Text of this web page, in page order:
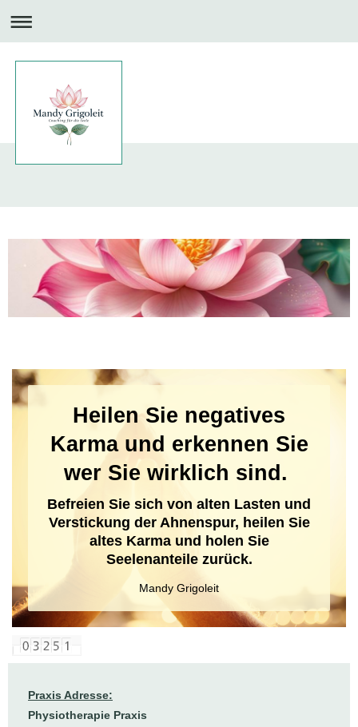
Heilen Sie negatives
Karma und erkennen Sie
wer Sie wirklich sind.
Befreien Sie sich von alten Lasten und
Verstickung der Ahnenspur, heilen Sie
altes Karma und holen Sie
Seelenanteile zurück.
Mandy Grigoleit
Praxis Adresse:
Physiotherapie Praxis